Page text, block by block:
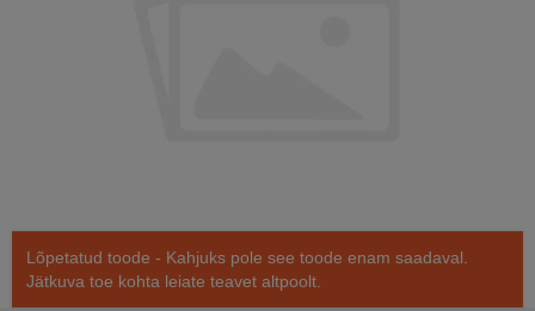
Lõpetatud toode - Kahjuks pole see toode enam saadaval.
Jätkuva toe kohta leiate teavet altpoolt.